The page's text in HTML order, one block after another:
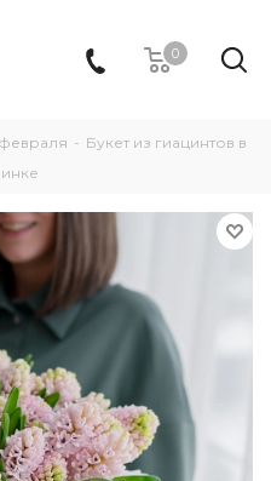
0
- Букет из гиацинтов в